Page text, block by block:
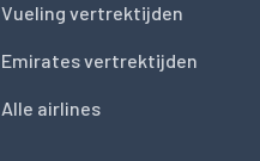
Vueling vertrektijden
Emirates vertrektijden
Alle airlines